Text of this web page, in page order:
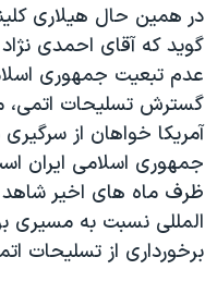
در همين حال هيلاری
گويد که آقای احمدی
عدم تبعيت جمهوری
گسترش تسليحات اتمی،
آمريکا خواهان از
جمهوری اسلامی ايران
ظرف ماه های اخير
المللی نسبت به مسيری
برخورداری از تسليحات